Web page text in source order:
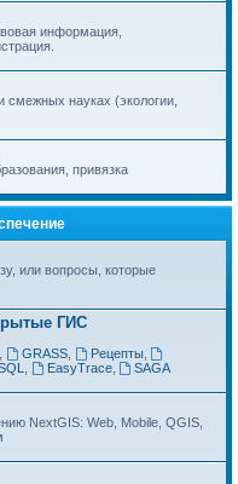
информация,
науках (экологии,
привязка
или вопросы, которые
ГИС
GRASS, Рецепты,
EasyTrace,
SAGA
NextGIS: Web, Mobile, QGIS,